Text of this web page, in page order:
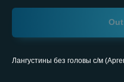
Лангустины без головы с/м